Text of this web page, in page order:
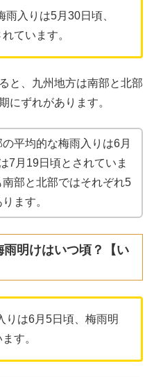
入りは5月30日頃、
ています。
と、九州地方は南部と北部
にずれがあります。
平均的な梅雨入りは6月
7月19日頃とされていま
部と北部ではそれぞれ5
ます。
雨明けはいつ頃？【い
りは6月5日頃、梅雨明
す。